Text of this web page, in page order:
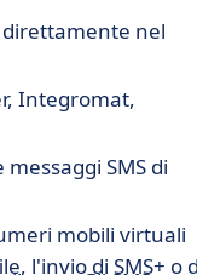
direttamente nel
Integromat,
SMS di
mobili virtuali
l'invio di SMS+ o